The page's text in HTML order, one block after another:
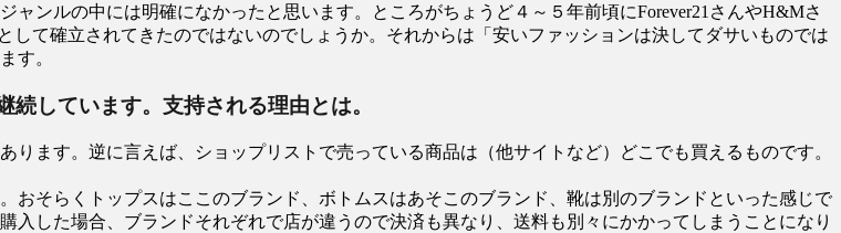
ンルの中には明確になかったと思います。ところがちょうど４～５年前頃にForever21さんやH&Mさ
て確立されてきたのではないのでしょうか。それからは「安いファッションは決してダサいものでは
す。
しています。支持される理由とは。
ます。逆に言えば、ショップリストで売っている商品は（他サイトなど）どこでも買えるものです。
そらくトップスはここのブランド、ボトムスはあそこのブランド、靴は別のブランドといった感じで
した場合、ブランドそれぞれで店が違うので決済も異なり、送料も別々にかかってしまうことになり